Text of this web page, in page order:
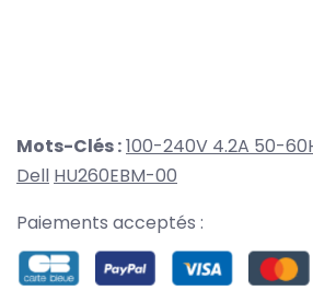
Mots-Clés :100-240V 4.2A 50-
Dell HU260EBM-00
Paiements acceptés :